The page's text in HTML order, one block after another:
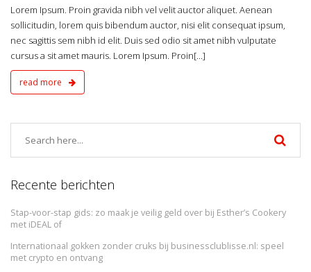
Lorem Ipsum. Proin gravida nibh vel velit auctor aliquet. Aenean
sollicitudin, lorem quis bibendum auctor, nisi elit consequat ipsum,
nec sagittis sem nibh id elit. Duis sed odio sit amet nibh vulputate
cursus a sit amet mauris. Lorem Ipsum. Proin[...]
read more
Recente berichten
Stap-voor-stap gids: zo maak je veilig geld over bij Esther’s Cookery
met iDEAL of
Internationaal gokken zonder cruks bij businessclublisse.nl: speel
met crypto en ontvang